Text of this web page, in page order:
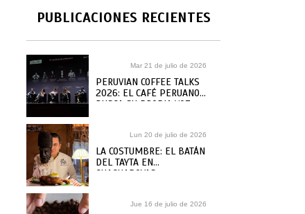
PUBLICACIONES RECIENTES
Mar 21 de julio de 2026
PERUVIAN COFFEE TALKS
2026: EL CAFÉ PERUANO
BUSCA SU PROPIA VOZ
Lun 20 de julio de 2026
LA COSTUMBRE: EL BATÁN
DEL TAYTA EN
CHACHAPOYAS
Jue 16 de julio de 2026